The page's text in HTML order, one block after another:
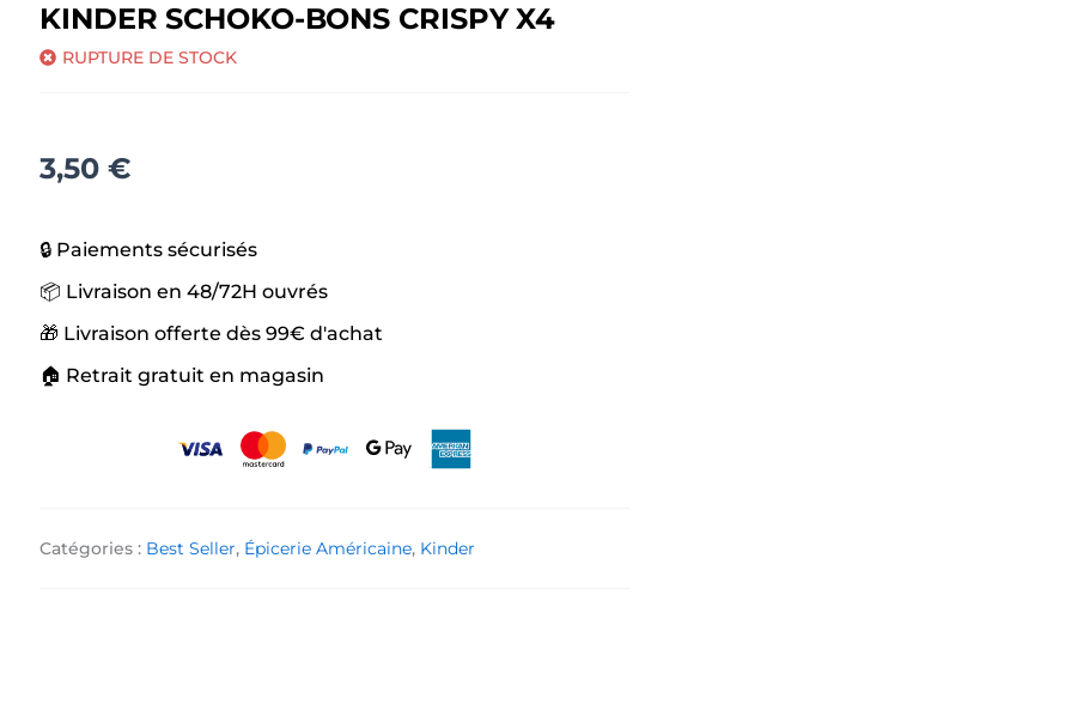
KINDER SCHOKO-BONS CRISPY X4
RUPTURE DE STOCK
3,50 €
🔒 Paiements sécurisés
📦 Livraison en 48/72H ouvrés
🎁 Livraison offerte dès 99€ d'achat
🏠 Retrait gratuit en magasin
Catégories : Best Seller, Épicerie Américaine, Kinder